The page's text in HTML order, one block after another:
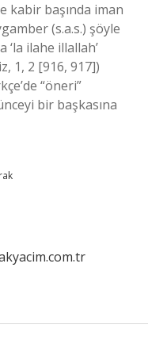
kabir başında iman
(s.a.s.) şöyle
ilahe illallah’
1, 2 [916, 917])
“öneri”
bir başkasına